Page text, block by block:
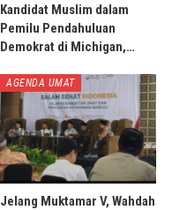
Kandidat Muslim dalam
Pemilu Pendahuluan
Demokrat di Michigan,…
AGENDA UMAT
Jelang Muktamar V, Wahdah